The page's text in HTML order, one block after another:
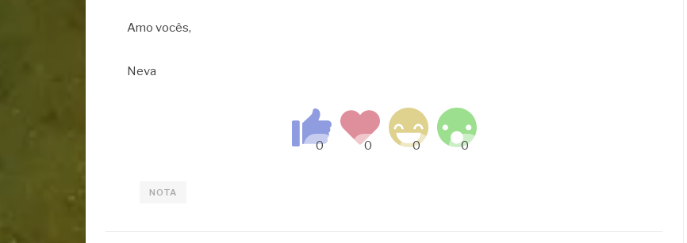
Amo vocês,
Neva
NOTA